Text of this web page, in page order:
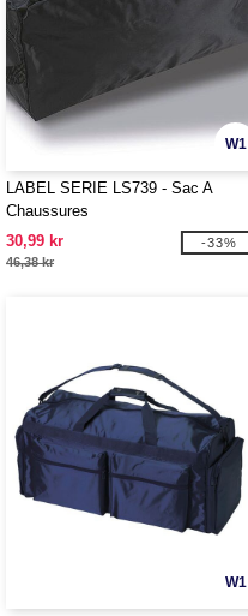
W1
LABEL SERIE LS739 - Sac A
Chaussures
30,99 kr
46,38 kr
-33%
W1